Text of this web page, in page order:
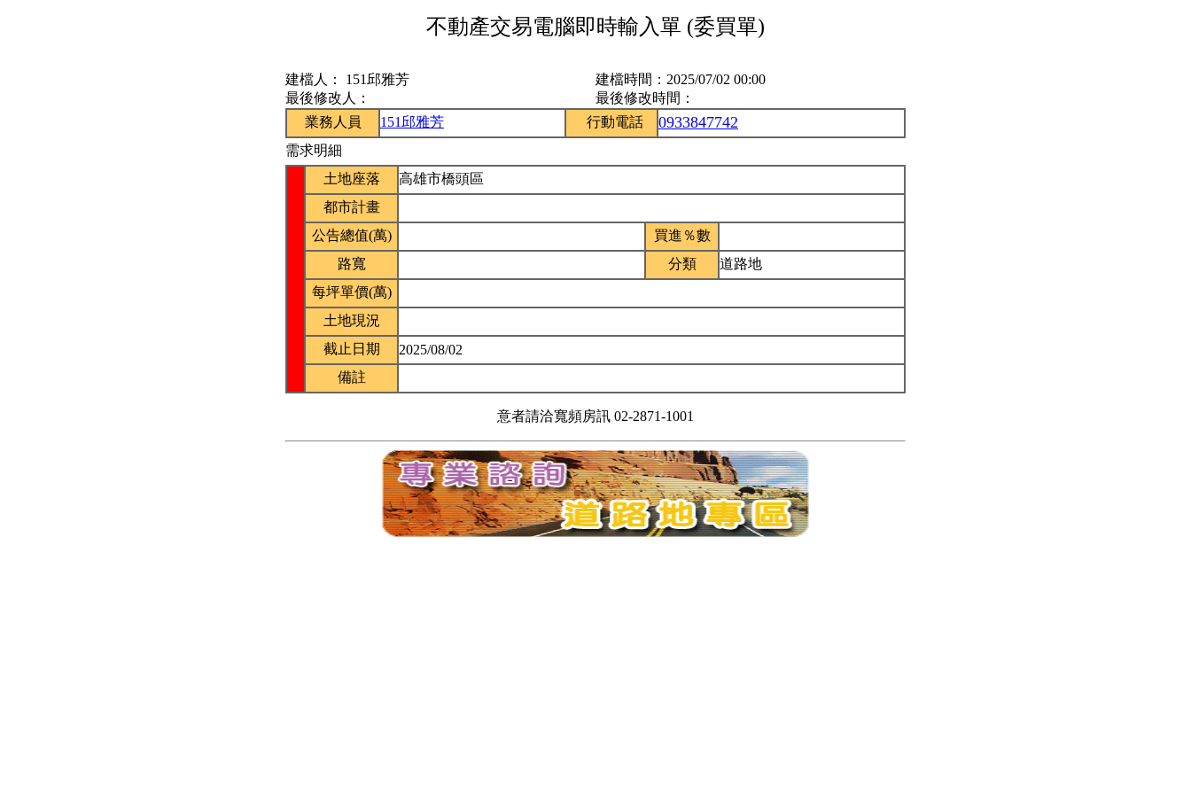
不動產交易電腦即時輸入單 (委買單)
建檔人： 151邱雅芳 建檔時間： 2025/07/02 00:00
最後修改人：
最後修改時間：
業務人員
151邱雅芳 行動電話 0933847742
需求明細
土地座落
高雄市橋頭區
都市計畫
公告總值(萬)
買進％數
路寬
分類
道路地
每坪單價(萬)
土地現況
截止日期
2025/08/02
備註
意者請洽寬頻房訊 02-2871-1001